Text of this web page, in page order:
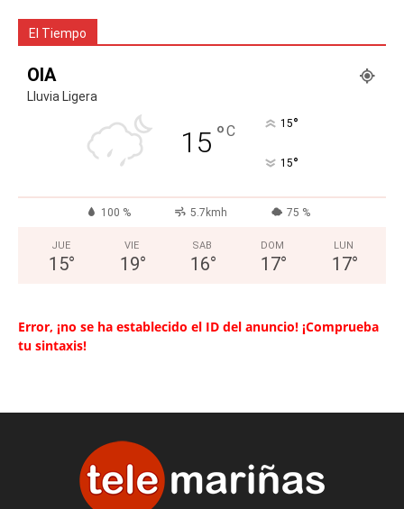
El Tiempo
OIA
Lluvia Ligera
15 °C 15°
15°
100 % 5.7kmh 75 %
JUE
15°
VIE
19°
SAB
16°
DOM
17°
LUN
17°
Error, ¡no se ha establecido el ID del anuncio! ¡Comprueba
tu sintaxis!